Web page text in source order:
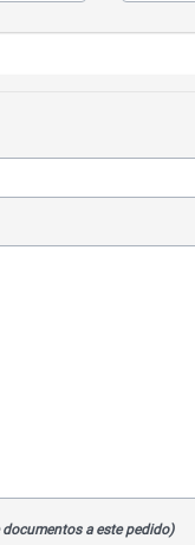
(Opcionalmente você pode anexar fotos e documentos a este pedido)